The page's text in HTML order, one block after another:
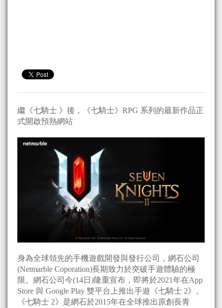
繼《七騎士 》後，《七騎士》RPG 系列的最新作品正
式開啟預熱網站
身為全球領先的手機遊戲開發與發行公司，網石公司
(Netmarble Coporation)長期致力於突破手遊體驗的極
限。網石公司今(14日)隆重宣布，即將於2021年在App
Store 與 Google Play 雙平台上推出手遊《七騎士 2》。
《七騎士 2》是網石於2015年在全球推出原創長青